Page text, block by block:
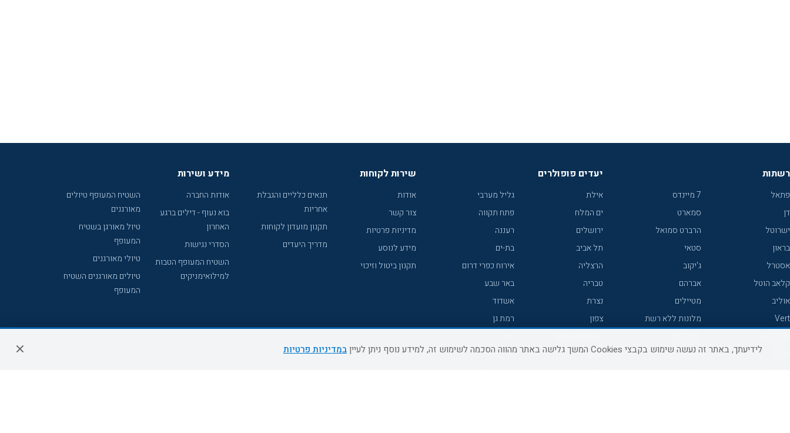
רשתות
פתאל
דן
ישרוטל
בראון
אסטרל
קלאב הוטל
אוליב
Vert
7 מיינדס
סמארט
הרברט סמואל
סטאי
ג'יקוב
אברהם
מטיילים
מלונות ללא רשת
קראון פלאזה
יעדים פופולרים
אילת
ים המלח
ירושלים
תל אביב
הרצליה
טבריה
נצרת
צפון
נתניה
גליל מערבי
פתח תקווה
רעננה
בת-ים
אירוח כפרי דרום
באר שבע
אשדוד
רמת גן
עכו
שירות לקוחות
אודות
צור קשר
מדיניות פרטיות
מידע לנוסע
תקנון ביטול וזיכוי
תנאים כלליים והגבלת
אחריות
תקנון מועדון לקוחות
מדריך היעדים
מידע ושירות
אודות החברה
בוא נעוף - דילים ברגע
האחרון
הסדרי נגישות
השטיח המעופף הטבות
למילואימניקים
השטיח המעופף טיולים
מאורגנים
טיול מאורגן בשטיח
המעופף
טיולי מאורגנים
טיולים מאורגנים השטיח
המעופף
לידיעתך, באתר זה נעשה שימוש בקבצי Cookies המשך גלישה באתר מהווה הסכמה לשימוש זה, למידע נוסף ניתן לעיין במדיניות פרטיות